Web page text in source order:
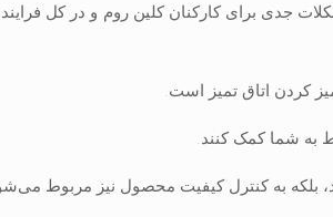
جدی برای کارکنان کلین روم و در کل فرایند
کردن اتاق تمیز است.
به شما کمک کنند.
بلکه به کنترل کیفیت محصول نیز مربوط